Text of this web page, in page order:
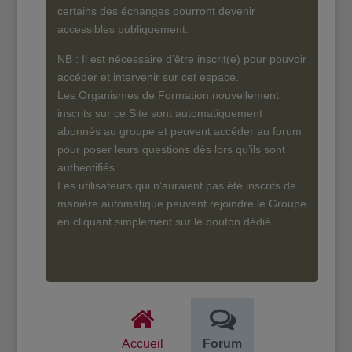
certains des échanges pourront devenir
accessibles publiquement.
NB : Il est nécessaire d’être inscrit(e) pour pouvoir
accéder et intervenir sur cet espace.
Les Organismes de Formation nouvellement
inscrits sur ce Site sont automatiquement
abonnés au groupe et peuvent accéder au forum
pour poser leurs questions dès lors qu’ils sont
authentifiés.
Les utilisateurs qui n’auraient pas été inscrits de
manière automatique peuvent rejoindre le Groupe
en cliquant simplement sur le bouton dédié.
Accueil Forum